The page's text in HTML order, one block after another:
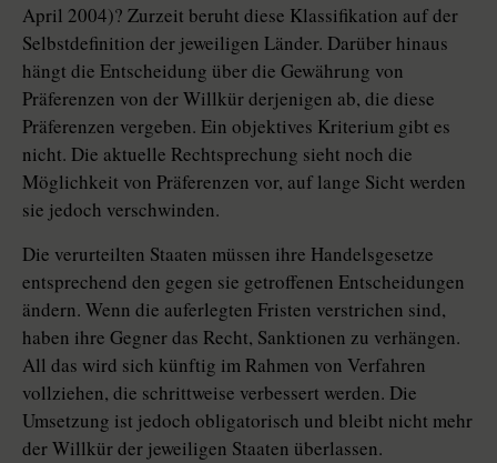
April 2004)? Zurzeit beruht diese Klassifikation auf der
Selbstdefinition der jeweiligen Länder. Darüber hinaus
hängt die Entscheidung über die Gewährung von
Präferenzen von der Willkür derjenigen ab, die diese
Präferenzen vergeben. Ein objektives Kriterium gibt es
nicht. Die aktuelle Rechtsprechung sieht noch die
Möglichkeit von Präferenzen vor, auf lange Sicht werden
sie jedoch verschwinden.
Die verurteilten Staaten müssen ihre Handelsgesetze
entsprechend den gegen sie getroffenen Entscheidungen
ändern. Wenn die auferlegten Fristen verstrichen sind,
haben ihre Gegner das Recht, Sanktionen zu verhängen.
All das wird sich künftig im Rahmen von Verfahren
vollziehen, die schrittweise verbessert werden. Die
Umsetzung ist jedoch obligatorisch und bleibt nicht mehr
der Willkür der jeweiligen Staaten überlassen.